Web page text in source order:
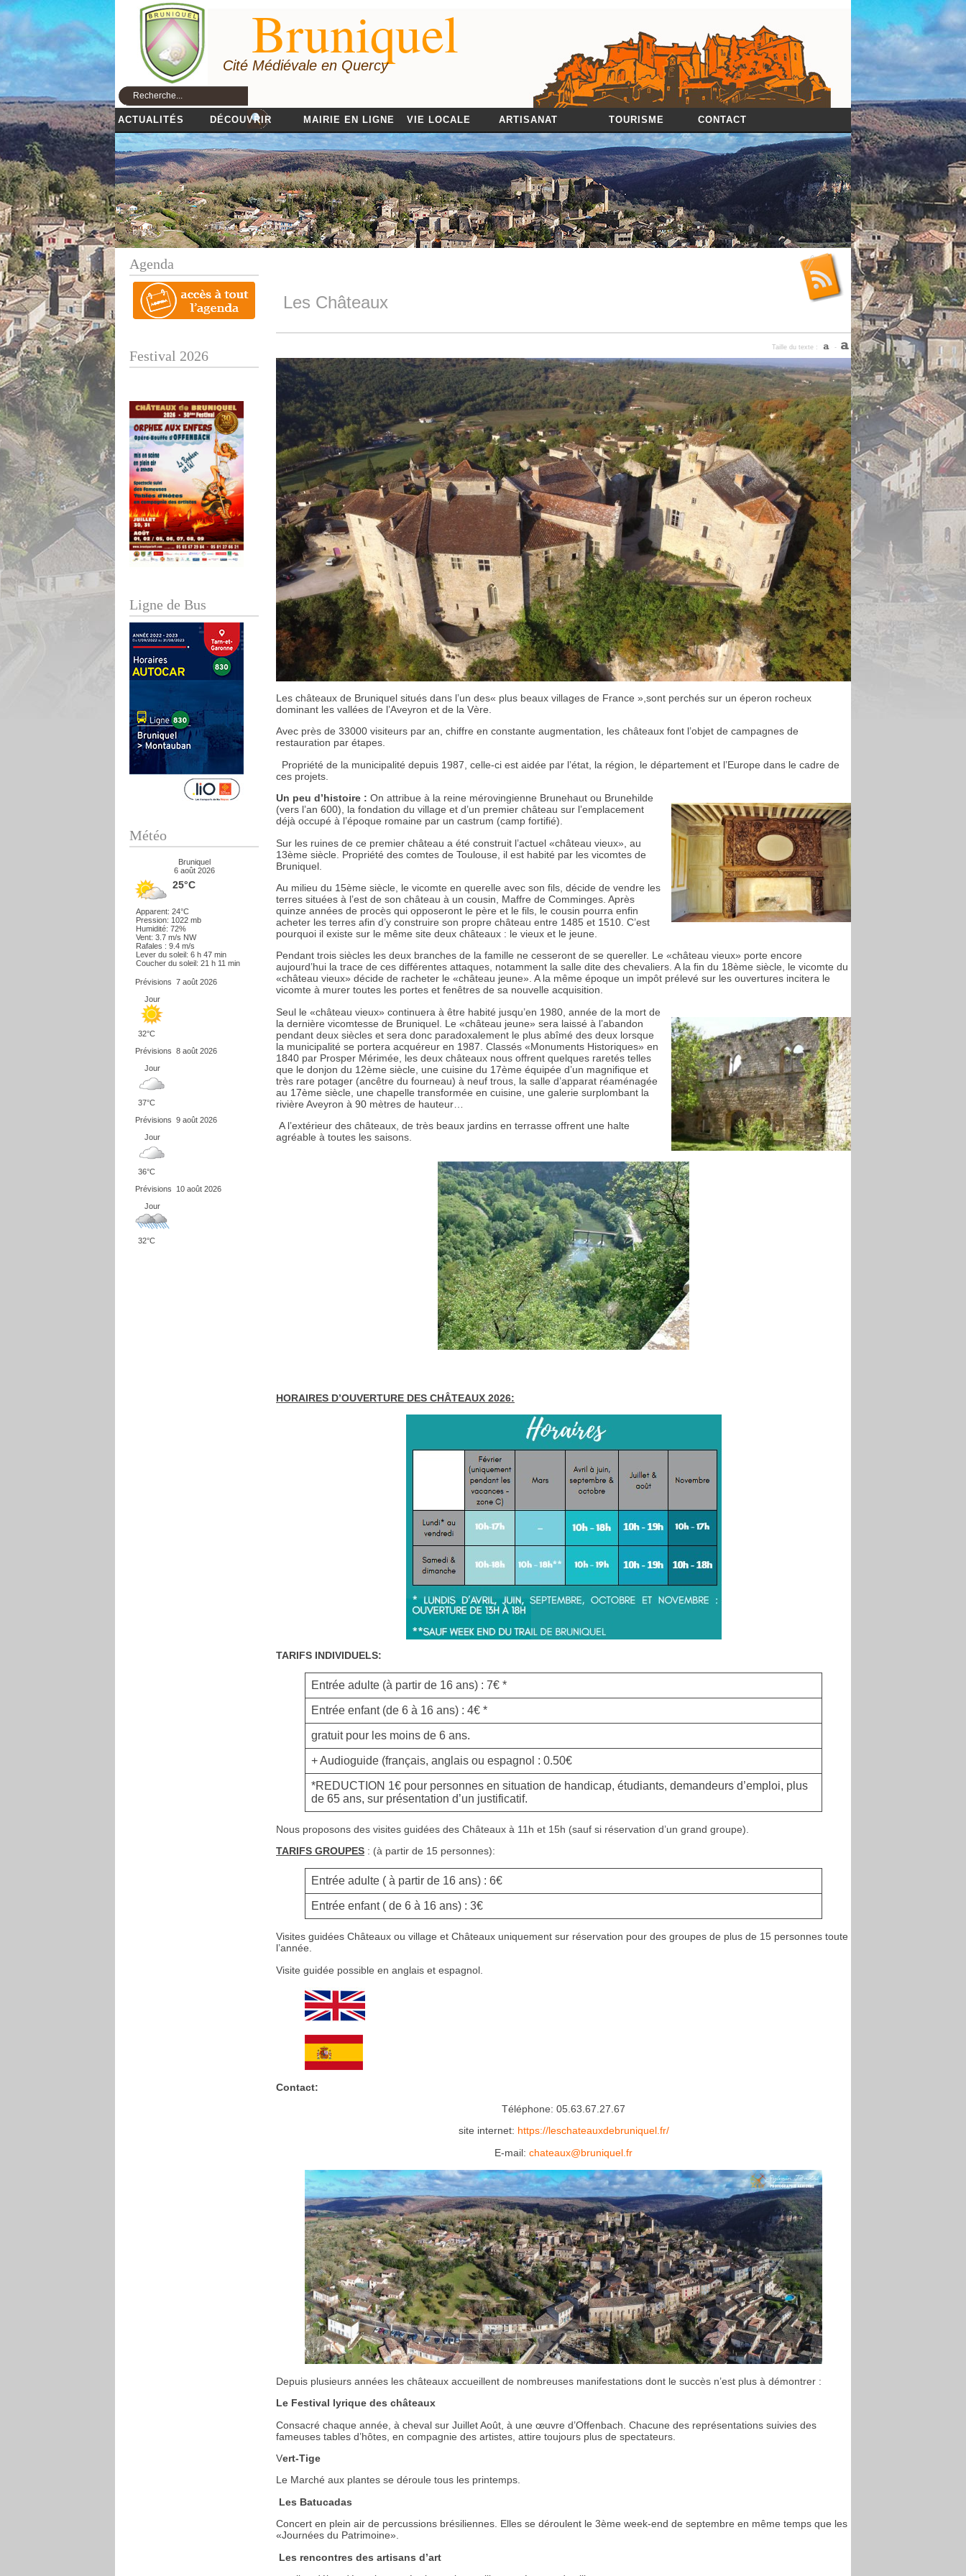
Bruniquel
Cité Médiévale en Quercy
ACTUALITÉS DÉCOUVRIR MAIRIE EN LIGNE VIE LOCALE ARTISANAT TOURISME CONTACT
Agenda
Festival 2026
Ligne de Bus
Météo
Bruniquel
6 août 2026
25°C
Apparent: 24°C
Pression: 1022 mb
Humidité: 72%
Vent: 3.7 m/s NW
Rafales : 9.4 m/s
Lever du soleil: 6 h 47 min
Coucher du soleil: 21 h 11 min
Prévisions 7 août 2026
Jour
32°C
Prévisions 8 août 2026
Jour
37°C
Prévisions 9 août 2026
Jour
36°C
Prévisions
10 août 2026
Jour
32°C
Les Châteaux
Taille du texte : -
Les châteaux de Bruniquel situés dans l’un des« plus beaux villages de France »,sont perchés sur un éperon rocheux
dominant les vallées de l’Aveyron et de la Vère.
Avec près de 33000 visiteurs par an, chiffre en constante augmentation, les châteaux font l’objet de campagnes de
restauration par étapes.
Propriété de la municipalité depuis 1987, celle-ci est aidée par l’état, la région, le département et l’Europe dans le cadre de
ces projets.
Un peu d’histoire : On attribue à la reine mérovingienne Brunehaut ou Brunehilde
(vers l’an 600), la fondation du village et d’un premier château sur l’emplacement
déjà occupé à l’époque romaine par un castrum (camp fortifié).
Sur les ruines de ce premier château a été construit l’actuel «château vieux», au
13ème siècle. Propriété des comtes de Toulouse, il est habité par les vicomtes de
Bruniquel.
Au milieu du 15ème siècle, le vicomte en querelle avec son fils, décide de vendre les
terres situées à l’est de son château à un cousin, Maffre de Comminges. Après
quinze années de procès qui opposeront le père et le fils, le cousin pourra enfin
acheter les terres afin d’y construire son propre château entre 1485 et 1510. C’est
pourquoi il existe sur le même site deux châteaux : le vieux et le jeune.
Pendant trois siècles les deux branches de la famille ne cesseront de se quereller. Le «château vieux» porte encore
aujourd’hui la trace de ces différentes attaques, notamment la salle dite des chevaliers. A la fin du 18ème siècle, le vicomte du
«château vieux» décide de racheter le «château jeune». A la même époque un impôt prélevé sur les ouvertures incitera le
vicomte à murer toutes les portes et fenêtres de sa nouvelle acquisition.
Seul le «château vieux» continuera à être habité jusqu’en 1980, année de la mort de
la dernière vicomtesse de Bruniquel. Le «château jeune» sera laissé à l’abandon
pendant deux siècles et sera donc paradoxalement le plus abîmé des deux lorsque
la municipalité se portera acquéreur en 1987. Classés «Monuments Historiques» en
1840 par Prosper Mérimée, les deux châteaux nous offrent quelques raretés telles
que le donjon du 12ème siècle, une cuisine du 17ème équipée d’un magnifique et
très rare potager (ancêtre du fourneau) à neuf trous, la salle d’apparat réaménagée
au 17ème siècle, une chapelle transformée en cuisine, une galerie surplombant la
rivière Aveyron à 90 mètres de hauteur…
A l’extérieur des châteaux, de très beaux jardins en terrasse offrent une halte
agréable à toutes les saisons.
HORAIRES D’OUVERTURE DES CHÂTEAUX 2026:
TARIFS INDIVIDUELS:
Entrée adulte (à partir de 16 ans) : 7€ *
Entrée enfant (de 6 à 16 ans) : 4€ *
gratuit pour les moins de 6 ans.
+ Audioguide (français, anglais ou espagnol : 0.50€
*REDUCTION 1€ pour personnes en situation de handicap, étudiants, demandeurs d’emploi, plus
de 65 ans, sur présentation d’un justificatif.
Nous proposons des visites guidées des Châteaux à 11h et 15h (sauf si réservation d’un grand groupe).
TARIFS GROUPES : (à partir de 15 personnes):
Entrée adulte ( à partir de 16 ans) : 6€
Entrée enfant ( de 6 à 16 ans) : 3€
Visites guidées Châteaux ou village et Châteaux uniquement sur réservation pour des groupes de plus de 15 personnes toute
l’année.
Visite guidée possible en anglais et espagnol.
Contact:
Téléphone: 05.63.67.27.67
site internet: https://leschateauxdebruniquel.fr/
E-mail: chateaux@bruniquel.fr
Depuis plusieurs années les châteaux accueillent de nombreuses manifestations dont le succès n’est plus à démontrer :
Le Festival lyrique des châteaux
Consacré chaque année, à cheval sur Juillet Août, à une œuvre d’Offenbach. Chacune des représentations suivies des
fameuses tables d’hôtes, en compagnie des artistes, attire toujours plus de spectateurs.
Vert-Tige
Le Marché aux plantes se déroule tous les printemps.
Les Batucadas
Concert en plein air de percussions brésiliennes. Elles se déroulent le 3ème week-end de septembre en même temps que les
«Journées du Patrimoine».
Les rencontres des artisans d’art